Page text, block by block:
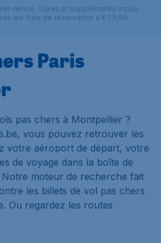
retour. Taxes et suppléments inclus.
les frais de réservation à € 29,90.
Paris
pas chers à Montpellier ?
vous pouvez retrouver les
votre aéroport de départ, votre
de voyage dans la boîte de
moteur de recherche fait
les billets de vol pas chers
Ou regardez les routes